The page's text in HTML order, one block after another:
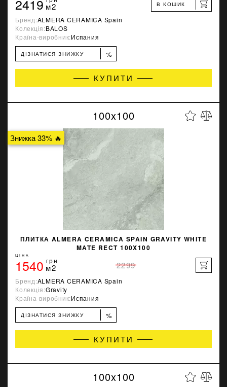
2419 м2 В КОШИК
Бренд:ALMERA CERAMICA Spain
Колекція:BALOS
Країна-виробник:Испания
ДІЗНАТИСЯ ЗНИЖКУ %
КУПИТИ
Знижка 33% 🔥
100x100
ПЛИТКА ALMERA CERAMICA SPAIN GRAVITY WHITE
MATE RECT 100X100
ЦІНА
1540 грн
м2 2299
Бренд:ALMERA CERAMICA Spain
Колекція:Gravity
Країна-виробник:Испания
ДІЗНАТИСЯ ЗНИЖКУ %
КУПИТИ
100x100